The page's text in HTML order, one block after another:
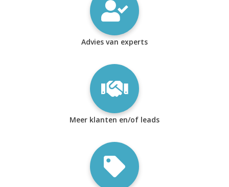
Advies van experts
Meer klanten en/of leads